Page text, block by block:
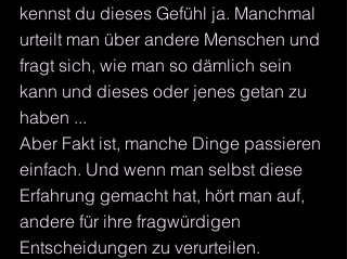
kennst du dieses Gefühl ja. Manchmal
urteilt man über andere Menschen und
fragt sich, wie man so dämlich sein
kann und dieses oder jenes getan zu
haben ...
Aber Fakt ist, manche Dinge passieren
einfach. Und wenn man selbst diese
Erfahrung gemacht hat, hört man auf,
andere für ihre fragwürdigen
Entscheidungen zu verurteilen.